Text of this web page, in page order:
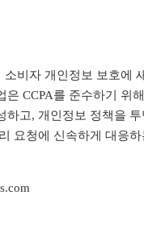
소비자 개인정보 보호에
은 CCPA를 준수하기 위
하고, 개인정보 정책을 투
요청에 신속하게 대응